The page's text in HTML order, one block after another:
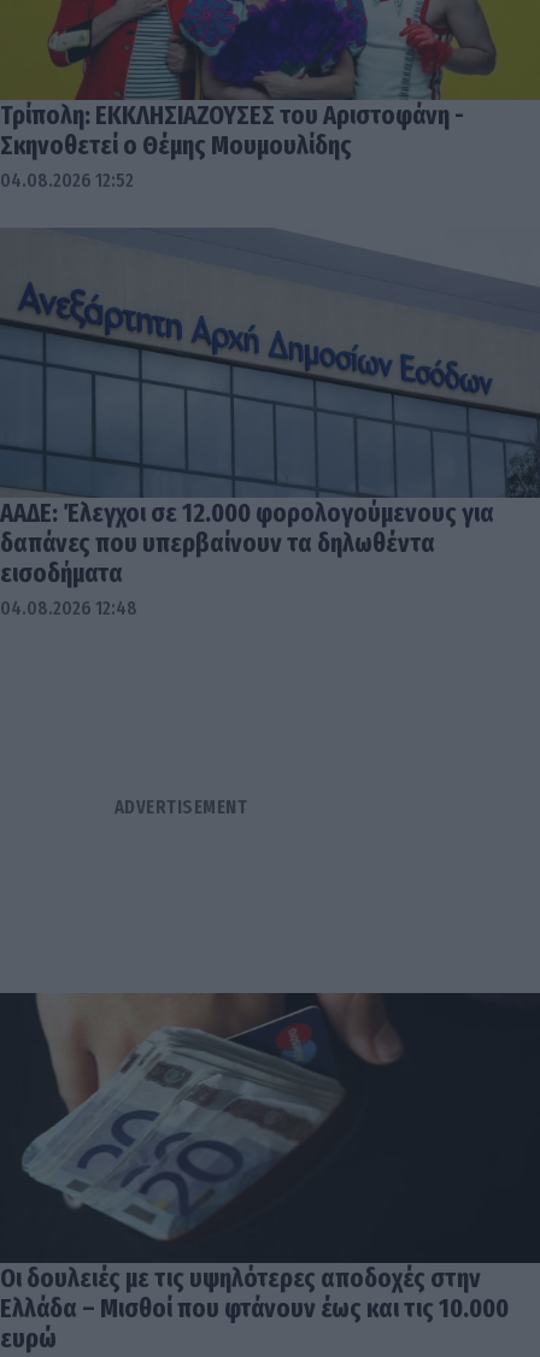
Τρίπολη: ΕΚΚΛΗΣΙΑΖΟΥΣΕΣ του Αριστοφάνη -
Σκηνοθετεί ο Θέμης Μουμουλίδης
04.08.2026 12:52
ΑΑΔΕ: Έλεγχοι σε 12.000 φορολογούμενους για
δαπάνες που υπερβαίνουν τα δηλωθέντα
εισοδήματα
04.08.2026 12:48
Οι δουλειές με τις υψηλότερες αποδοχές στην
Ελλάδα – Μισθοί που φτάνουν έως και τις 10.000
ευρώ